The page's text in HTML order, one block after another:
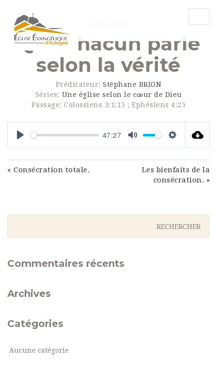
Que chacun parle
selon la vérité
Prédicateur: Stéphane BRION
Séries: Une église selon le cœur de Dieu
Passage: Colossiens 3:1;15 ; Ephésiens 4:25
Play
47:27
Mute Settings
« Consécration totale.
Les bienfaits de la
consécration. »
Commentaires récents
Archives
Catégories
Aucune catégorie